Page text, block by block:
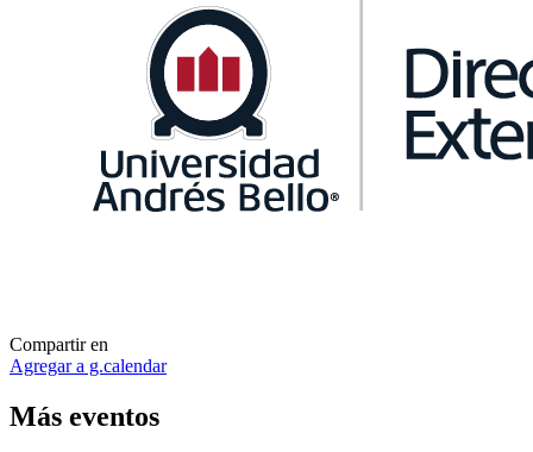
Compartir en
Agregar a g.calendar
Más eventos